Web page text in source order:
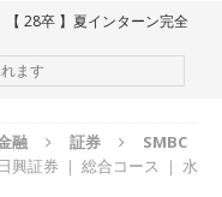
【 28卒 】夏インターン完全
フォーム
お勧めイベン
≪ 27卒 ≫アスキヤリ個人相
融 証券
SMBC
興証券 ｜ 総合コース ｜ 水